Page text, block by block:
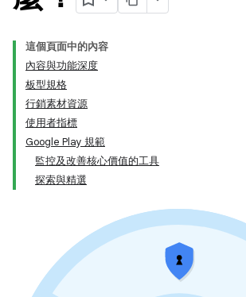
這個頁面中的內容
內容與功能深度
板型規格
行銷素材資源
使用者指標
Google Play 規範
監控及改善核心價值的工具
探索與精選